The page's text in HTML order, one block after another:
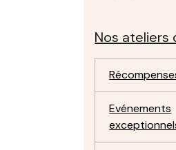
Nos ateliers
Evénements